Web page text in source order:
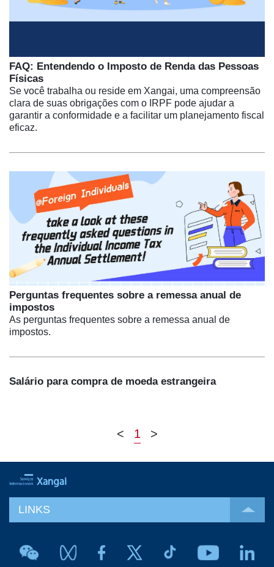
FAQ: Entendendo o Imposto de Renda das Pessoas
Físicas
Se você trabalha ou reside em Xangai, uma compreensão
clara de suas obrigações com o IRPF pode ajudar a
garantir a conformidade e a facilitar um planejamento fiscal
eficaz.
Perguntas frequentes sobre a remessa anual de
impostos
As perguntas frequentes sobre a remessa anual de
impostos.
Salário para compra de moeda estrangeira
< 1 >
LINKS